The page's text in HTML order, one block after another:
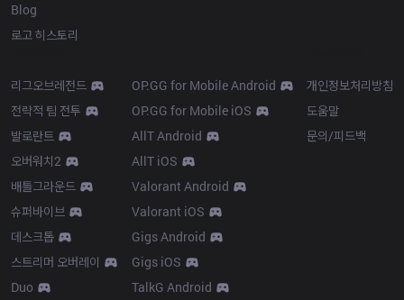
Blog
로고 히스토리
리그오브레전드
전략적 팀 전투
발로란트
오버워치2
배틀그라운드
슈퍼바이브
데스크톱
스트리머 오버레이
Duo
OP.GG for Mobile Android
OP.GG for Mobile iOS
AllT Android
AllT iOS
Valorant Android
Valorant iOS
Gigs Android
Gigs iOS
TalkG Android
개인정보처리방침
도움말
문의/피드백